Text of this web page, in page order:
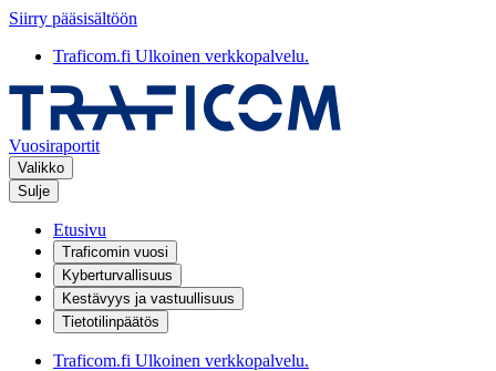
Siirry pääsisältöön
Traficom.fi Ulkoinen verkkopalvelu.
Vuosiraportit
Valikko
Sulje
Etusivu
Traficomin vuosi
Kyberturvallisuus
Kestävyys ja vastuullisuus
Tietotilinpäätös
Traficom.fi Ulkoinen verkkopalvelu.